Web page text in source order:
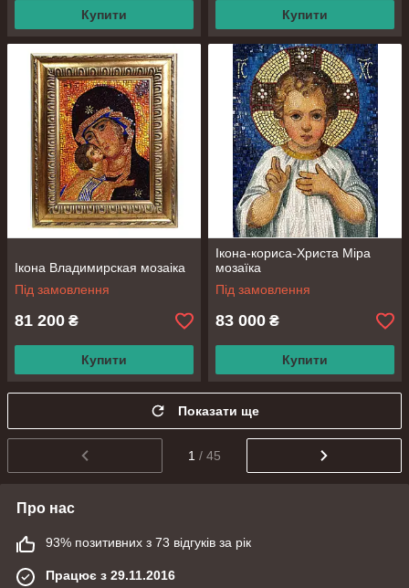
Купити Купити
Ікона Владимирская мозаіка
Під замовлення
81 200 ₴
Купити
Ікона-кориса-Христа Міра
мозаїка
Під замовлення
83 000 ₴
Купити
Показати ще
1 / 45
Про нас
93% позитивних з 73 відгуків за рік
Працює з 29.11.2016